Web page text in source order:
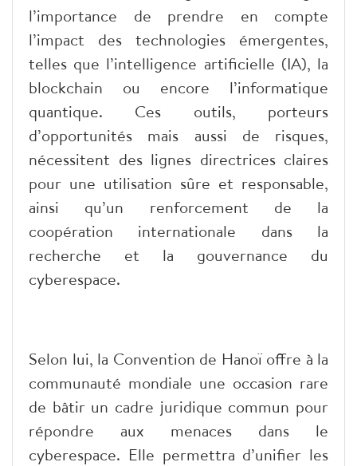
l’importance de prendre en compte
l’impact des technologies émergentes,
telles que l’intelligence artificielle (IA), la
blockchain ou encore l’informatique
quantique. Ces outils, porteurs
d’opportunités mais aussi de risques,
nécessitent des lignes directrices claires
pour une utilisation sûre et responsable,
ainsi qu’un renforcement de la
coopération internationale dans la
recherche et la gouvernance du
cyberespace.
Selon lui, la Convention de Hanoï offre à la
communauté mondiale une occasion rare
de bâtir un cadre juridique commun pour
répondre aux menaces dans le
cyberespace. Elle permettra d’unifier les